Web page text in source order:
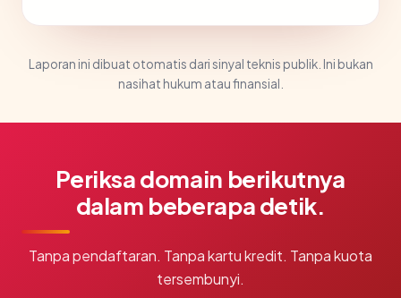
Laporan ini dibuat otomatis dari sinyal teknis publik. Ini bukan
nasihat hukum atau finansial.
Periksa domain berikutnya
dalam beberapa detik.
Tanpa pendaftaran. Tanpa kartu kredit. Tanpa kuota
tersembunyi.